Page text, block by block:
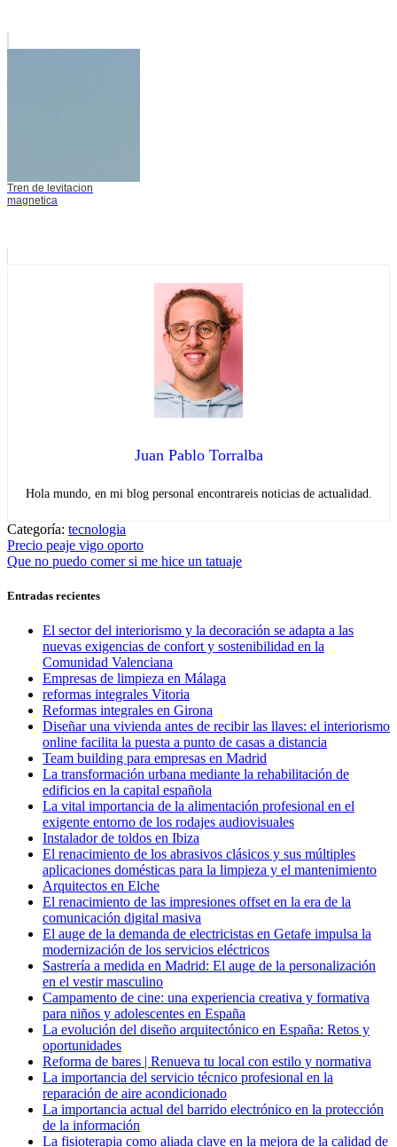
Tren de levitacion
magnetica
Juan Pablo Torralba
Hola mundo, en mi blog personal encontrareis noticias de actualidad.
Categoría: tecnologia
Navegación
de
entradas
Entrada
anterior:
Precio peaje vigo oporto
Entrada
Que no puedo comer si me hice un tatuaje
Entradas recientes
El sector del interiorismo y la decoración se adapta a las
nuevas exigencias de confort y sostenibilidad en la
Comunidad Valenciana
Empresas de limpieza en Málaga
reformas integrales Vitoria
Reformas integrales en Girona
Diseñar una vivienda antes de recibir las llaves: el interiorismo
online facilita la puesta a punto de casas a distancia
Team building para empresas en Madrid
La transformación urbana mediante la rehabilitación de
edificios en la capital española
La vital importancia de la alimentación profesional en el
exigente entorno de los rodajes audiovisuales
Instalador de toldos en Ibiza
El renacimiento de los abrasivos clásicos y sus múltiples
aplicaciones domésticas para la limpieza y el mantenimiento
Arquitectos en Elche
El renacimiento de las impresiones offset en la era de la
comunicación digital masiva
El auge de la demanda de electricistas en Getafe impulsa la
modernización de los servicios eléctricos
Sastrería a medida en Madrid: El auge de la personalización
en el vestir masculino
Campamento de cine: una experiencia creativa y formativa
para niños y adolescentes en España
La evolución del diseño arquitectónico en España: Retos y
oportunidades
Reforma de bares | Renueva tu local con estilo y normativa
La importancia del servicio técnico profesional en la
reparación de aire acondicionado
La importancia actual del barrido electrónico en la protección
de la información
La fisioterapia como aliada clave en la mejora de la calidad de